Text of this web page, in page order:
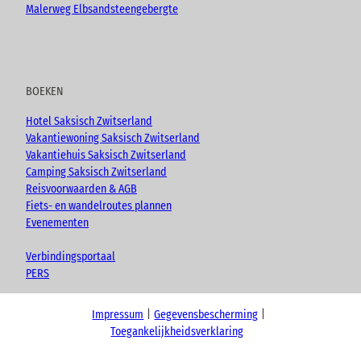
Malerweg Elbsandsteengebergte
BOEKEN
Hotel Saksisch Zwitserland
Vakantiewoning Saksisch Zwitserland
Vakantiehuis Saksisch Zwitserland
Camping Saksisch Zwitserland
Reisvoorwaarden & AGB
Fiets- en wandelroutes plannen
Evenementen
Verbindingsportaal
PERS
Impressum
Gegevensbescherming
Toegankelijkheidsverklaring